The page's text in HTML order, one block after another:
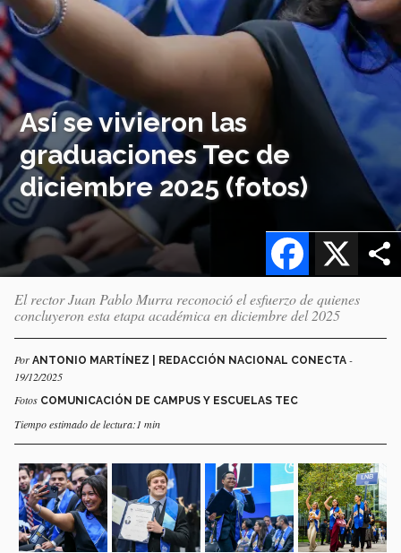
Así se vivieron las
graduaciones Tec de
diciembre 2025 (fotos)
X
Facebook
El rector Juan Pablo Murra reconoció el esfuerzo de quienes
concluyeron esta etapa académica en diciembre del 2025
Por ANTONIO MARTÍNEZ | REDACCIÓN NACIONAL CONECTA -
19/12/2025
Fotos COMUNICACIÓN DE CAMPUS Y ESCUELAS TEC
Tiempo estimado de lectura:1 min